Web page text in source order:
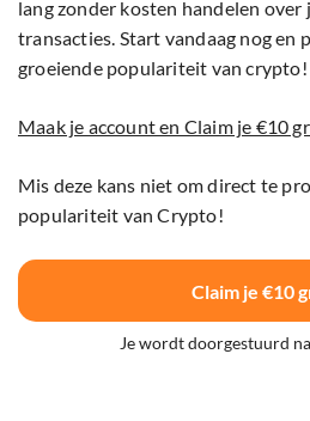
lang zonder kosten handelen over
transacties. Start vandaag nog en
groeiende populariteit van crypto!
Maak je account en Claim je €10
Mis deze kans niet om direct te
populariteit van Crypto!
Claim je €10
Je wordt doorgestuurd